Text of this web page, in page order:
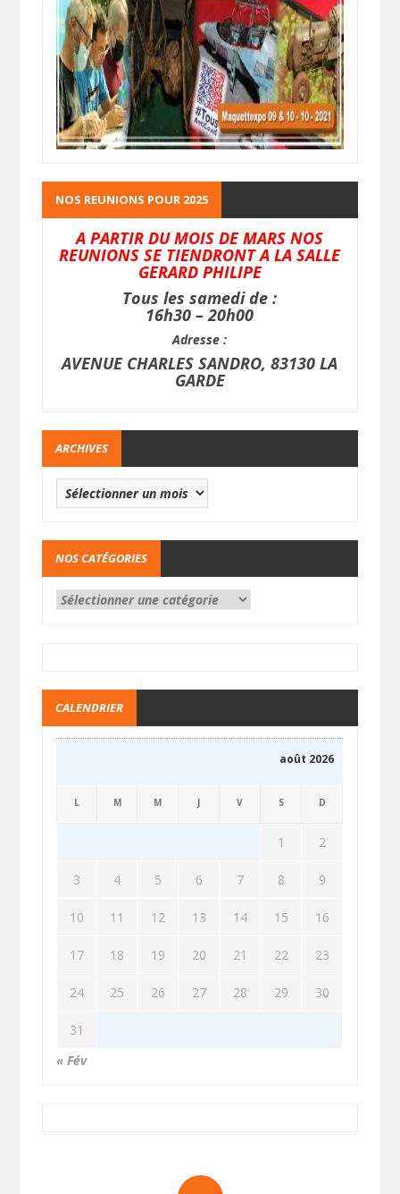
NOS REUNIONS POUR 2025
A PARTIR DU MOIS DE MARS NOS
REUNIONS SE TIENDRONT A LA SALLE
GERARD PHILIPE
Tous les samedi de :
16h30 – 20h00
Adresse :
AVENUE CHARLES SANDRO, 83130 LA
GARDE
ARCHIVES
NOS CATÉGORIES
CALENDRIER
août 2026
L M M J V S D
1 2
3 4 5 6 7 8 9
10 11 12 13 14 15 16
17 18 19 20 21 22 23
24 25 26 27 28 29 30
31
« Fév